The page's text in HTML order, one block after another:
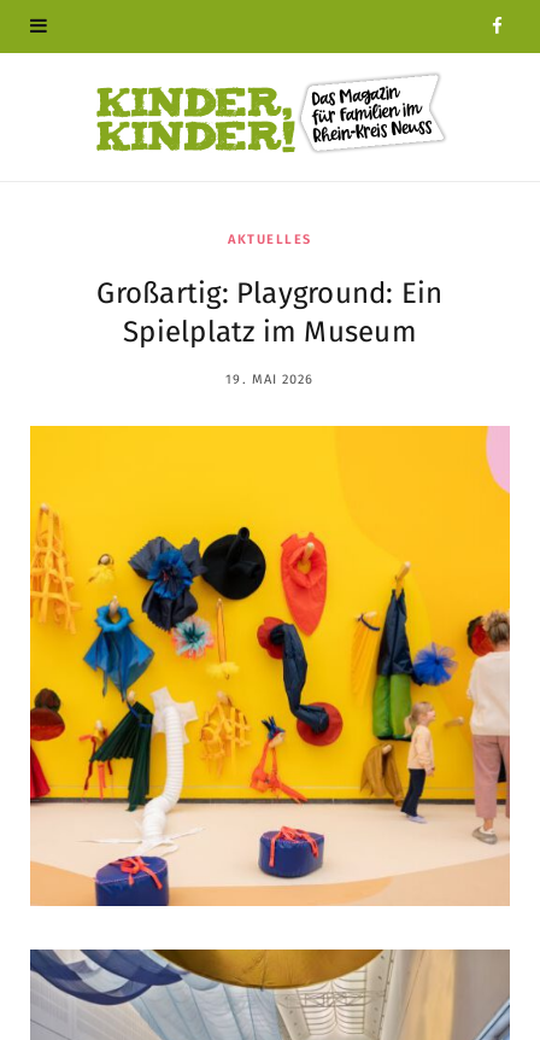
AKTUELLES
Großartig: Playground: Ein
Spielplatz im Museum
19. MAI 2026